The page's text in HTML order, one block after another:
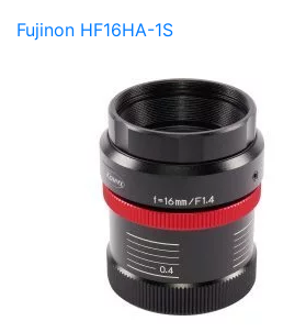
Fujinon HF16HA-1S